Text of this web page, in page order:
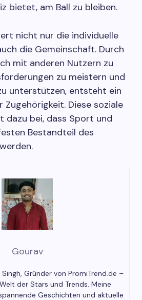
bietet, am Ball zu bleiben.
nicht nur die individuelle
die Gemeinschaft. Durch
mit anderen Nutzern zu
zu meistern und
unterstützen, entsteht ein
Zugehörigkeit. Diese soziale
dazu bei, dass Sport und
Bestandteil des
Gourav
Gründer von PromiTrend.de –
der Stars und Trends. Meine
Geschichten und aktuelle